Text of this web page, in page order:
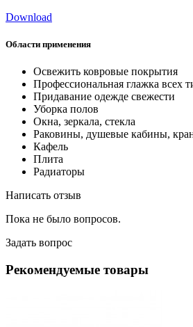
Download
Области применения
Освежить ковровые покрытия
Профессиональная глажка всех
Придавание одежде свежести
Уборка полов
Окна, зеркала, стекла
Раковины, душевые кабины,
Кафель
Плита
Радиаторы
Написать отзыв
Пока не было вопросов.
Задать вопрос
Рекомендуемые товары